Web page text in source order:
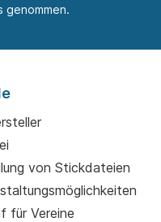
genommen.
von Stickdateien
für Vereine